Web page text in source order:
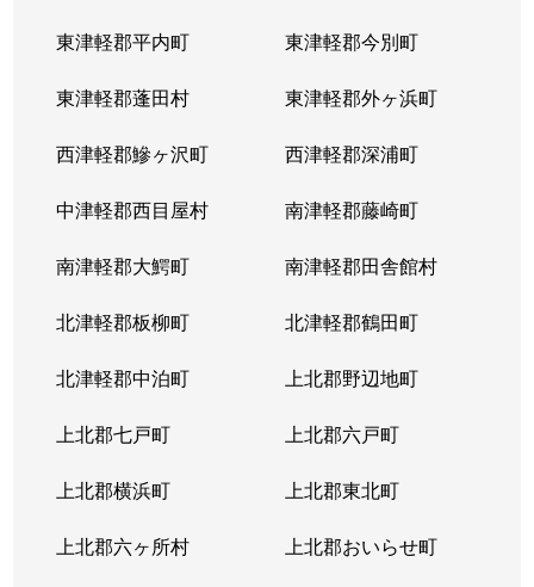
東津軽郡平内町 東津軽郡今別町
東津軽郡蓬田村 東津軽郡外ヶ浜町
西津軽郡鰺ヶ沢町 西津軽郡深浦町
中津軽郡西目屋村 南津軽郡藤崎町
南津軽郡大鰐町 南津軽郡田舎館村
北津軽郡板柳町 北津軽郡鶴田町
北津軽郡中泊町 上北郡野辺地町
上北郡七戸町 上北郡六戸町
上北郡横浜町 上北郡東北町
上北郡六ヶ所村 上北郡おいらせ町